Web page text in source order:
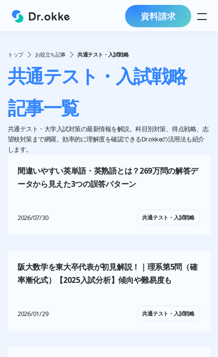
資料請求
トップ お役立ち記事 共通テスト・入試戦略
共通テスト・入試戦略
記事一覧
共通テスト・大学入試対策の最新情報を解説。科目別対策、得点戦略、志
望校対策まで網羅。効率的に理解度を確認できるDr.okkeの活用法も紹介
します。
間違いやすい英単語・英熟語とは？269万問の解答デ
ータから見えた3つの誤答パターン
2026/07/30 共通テスト・入試戦略
阪大数学を東大卒代表が初見解説！｜理系第5問（確
率漸化式）【2025入試分析】傾向や難易度も
2026/01/29 共通テスト・入試戦略